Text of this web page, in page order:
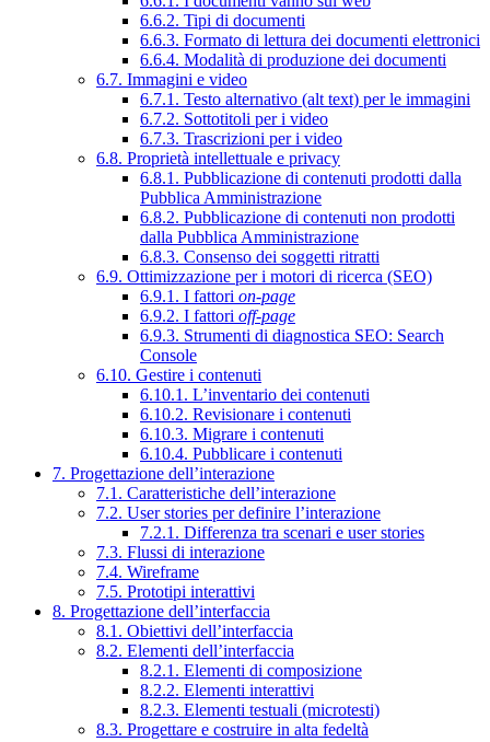
6.6.2. Tipi di documenti
6.6.3. Formato di lettura dei documenti elettronici
6.6.4. Modalità di produzione dei documenti
6.7. Immagini e video
6.7.1. Testo alternativo (alt text) per le immagini
6.7.2. Sottotitoli per i video
6.7.3. Trascrizioni per i video
6.8. Proprietà intellettuale e privacy
6.8.1. Pubblicazione di contenuti prodotti dalla
Pubblica Amministrazione
6.8.2. Pubblicazione di contenuti non prodotti
dalla Pubblica Amministrazione
6.8.3. Consenso dei soggetti ritratti
6.9. Ottimizzazione per i motori di ricerca (SEO)
6.9.1. I fattori on-page
6.9.2. I fattori off-page
6.9.3. Strumenti di diagnostica SEO: Search
Console
6.10. Gestire i contenuti
6.10.1. L’inventario dei contenuti
6.10.2. Revisionare i contenuti
6.10.3. Migrare i contenuti
6.10.4. Pubblicare i contenuti
7. Progettazione dell’interazione
7.1. Caratteristiche dell’interazione
7.2. User stories per definire l’interazione
7.2.1. Differenza tra scenari e user stories
7.3. Flussi di interazione
7.4. Wireframe
7.5. Prototipi interattivi
8. Progettazione dell’interfaccia
8.1. Obiettivi dell’interfaccia
8.2. Elementi dell’interfaccia
8.2.1. Elementi di composizione
8.2.2. Elementi interattivi
8.2.3. Elementi testuali (microtesti)
8.3. Progettare e costruire in alta fedeltà